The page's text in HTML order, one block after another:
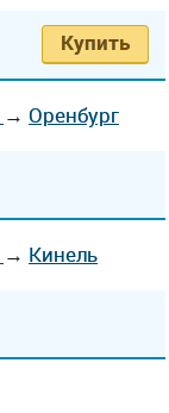
Купить
→ Оренбург
→ Кинель